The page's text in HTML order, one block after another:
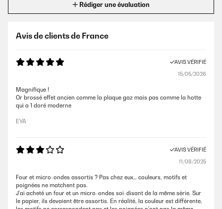
Rédiger une évaluation
Avis de clients de France
AVIS VÉRIFIÉ
15/05/2026
Magnifique !
Or brossé effet ancien comme la plaque gaz mais pas comme la hotte
qui a 1 doré moderne
EYA
AVIS VÉRIFIÉ
11/08/2025
Four et micro-ondes assortis ? Pas chez eux… couleurs, motifs et
poignées ne matchent pas.
J’ai acheté un four et un micro-ondes soi-disant de la même série. Sur
le papier, ils devaient être assortis. En réalité, la couleur est différente,